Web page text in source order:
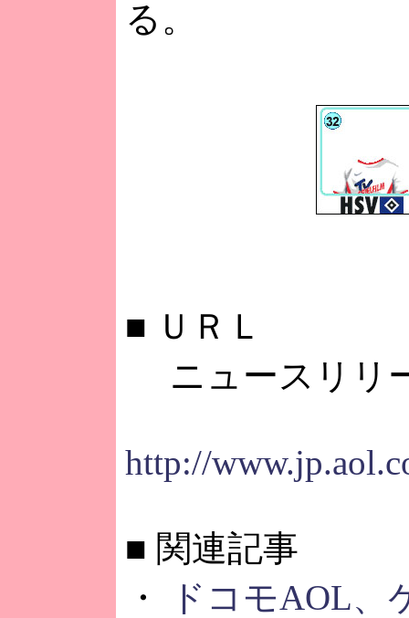
る。
■ ＵＲＬ
ニュースリリ
http://
■ 関連記事
・
ドコモAOL、